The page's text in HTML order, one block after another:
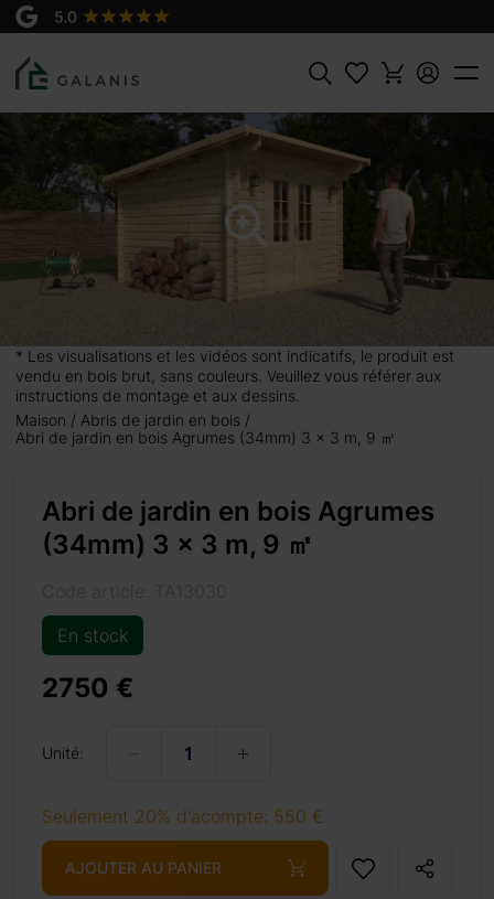
Rechercher
* Les visualisations et les vidéos sont indicatifs, le produit est
vendu en bois brut, sans couleurs. Veuillez vous référer aux
instructions de montage et aux dessins.
Maison
Abris de jardin en bois
Abri de jardin en bois Agrumes (34mm) 3 x 3 m, 9 ㎡
Abri de jardin en bois Agrumes
(34mm) 3 x 3 m, 9 ㎡
En stock
2750 €
Unité:
Seulement 20% d'acompte: 550 €
AJOUTER AU PANIER
Produit:
Agrumes 3x3, en 34 mm
2750 €
m, 9
son toit
rangé